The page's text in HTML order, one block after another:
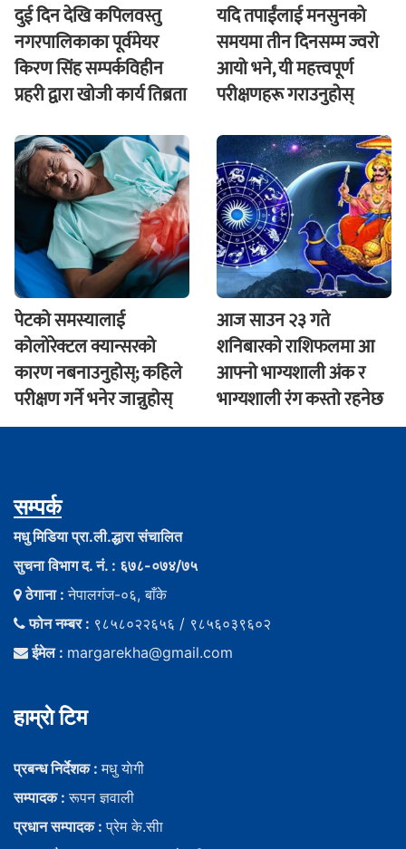
दुई दिन देखि कपिलवस्तु
नगरपालिकाका पूर्वमेयर
किरण सिंह सम्पर्कविहीन
प्रहरी द्वारा खाेजी कार्य तिब्रता
यदि तपाईंलाई मनसुनको
समयमा तीन दिनसम्म ज्वरो
आयो भने, यी महत्त्वपूर्ण
परीक्षणहरू गराउनुहोस्
पेटको समस्यालाई
कोलोरेक्टल क्यान्सरको
कारण नबनाउनुहोस्; कहिले
परीक्षण गर्ने भनेर जान्नुहोस्
आज साउन २३ गते
शनिबारकाे राशिफलमा आ
आफ्नो भाग्यशाली अंक र
भाग्यशाली रंग कस्तो रहनेछ
सम्पर्क
मधु मिडिया प्रा.ली.द्धारा संचालित
सुचना विभाग द. नं. : ६७८-०७४/७५
ठेगाना :नेपालगंज-०६, बाँके
फोन नम्बर : ९८५८०२२६५६ / ९८५६०३९६०२
ईमेल : margarekha@gmail.com
हाम्राे टिम
प्रबन्ध निर्देशक :मधु याेगी
सम्पादक :रूपन ज्ञवाली
प्रधान सम्पादक :प्रेम के.सीा